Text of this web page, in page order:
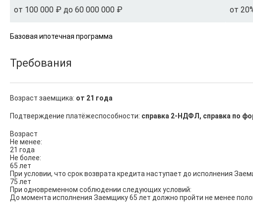
от 100 000 ₽ до 60 000 000 ₽ от
Базовая ипотечная программа
Требования
Возраст заемщика: от 21 года
Подтверждение платёжеспособности: справка 2-НДФЛ, справка по
Возраст
Не менее:
21 года
Не более:
65 лет
При условии, что срок возврата кредита наступает до исполнения
75 лет
При одновременном соблюдении следующих условий:
До момента исполнения Заемщику 65 лет должно пройти не менее